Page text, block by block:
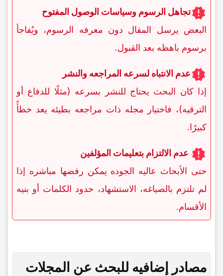
تجاهل الرسوم وسیاسات الوصول المفتوح
البعض یرسل المقال دون معرفه الرسوم، ویُفاجأ
برسوم باهظه بعد القبول.
عدم الانتباه لسرعه المراجعه والنشر
إذا کان البحث یحتاج للنشر بسرعه (مثلًا للدفاع أو
الترقیه)، فاختیار مجله ذات مراجعه بطیئه یعد خطأً
کبیرًا.
عدم الالتزام بتعلیمات المؤلفین
حتى الأبحاث عالیه الجوده یمکن رفضها مباشره إذا
لم تلتزم بالصیاغه، الاستشهاد، حدود الکلمات أو بنیه
الأقسام.
مصادر إضافیه للبحث عن المجلات